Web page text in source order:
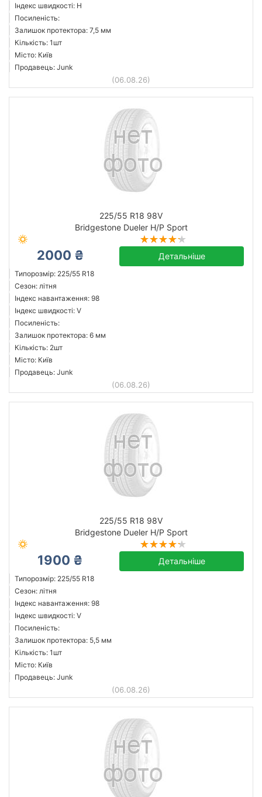
Індекс швидкості: H
Посиленість:
Залишок протектора: 7,5 мм
Кількість: 1шт
Місто: Київ
Продавець: Junk
(06.08.26)
225/55 R18 98V
Bridgestone Dueler H/P Sport
2000 ₴ Детальніше
Типорозмір: 225/55 R18
Сезон: літня
Індекс навантаження: 98
Індекс швидкості: V
Посиленість:
Залишок протектора: 6 мм
Кількість: 2шт
Місто: Київ
Продавець: Junk
(06.08.26)
225/55 R18 98V
Bridgestone Dueler H/P Sport
1900 ₴ Детальніше
Типорозмір: 225/55 R18
Сезон: літня
Індекс навантаження: 98
Індекс швидкості: V
Посиленість:
Залишок протектора: 5,5 мм
Кількість: 1шт
Місто: Київ
Продавець: Junk
(06.08.26)